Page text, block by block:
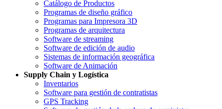
Catálogo de Productos
Programas de diseño gráfico
Programas para Impresora 3D
Programas de arquitectura
Software de streaming
Software de edición de audio
Sistemas de información geográfica
Software de Animación
Supply Chain y Logística
Inventarios
Software para gestión de contratistas
GPS Tracking